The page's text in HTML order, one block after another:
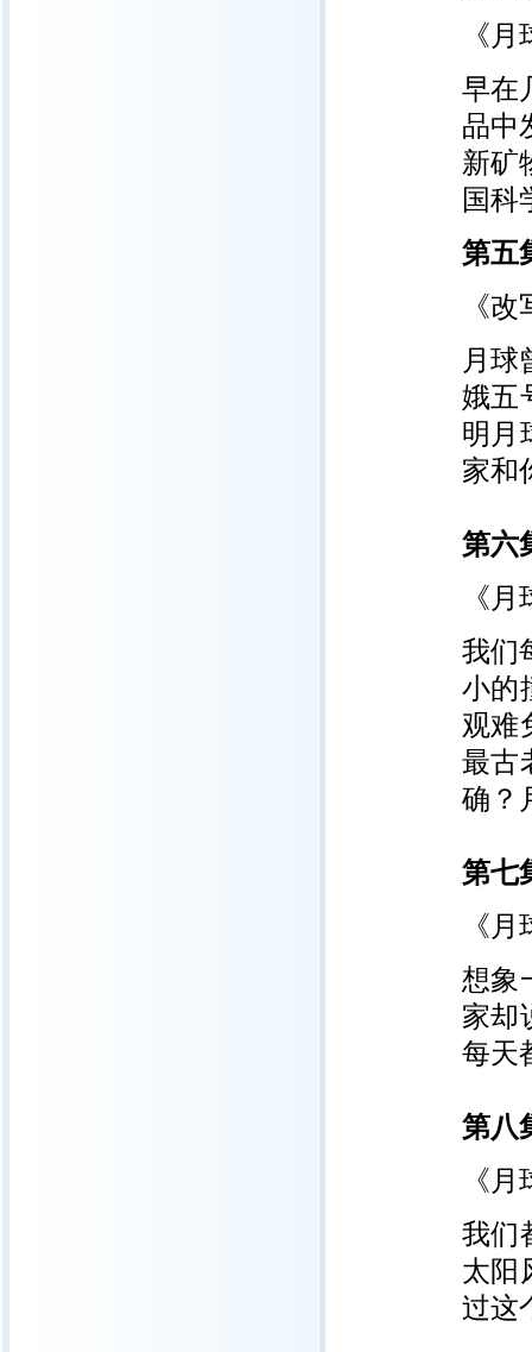
《
早在
品中
新矿
国科
第五
《
月球
娥五
明月
家和
第六
《
我们
小的
观难
最古
确？
第七
《
想象
家却
每天
第八
《
我们
太阳
过这